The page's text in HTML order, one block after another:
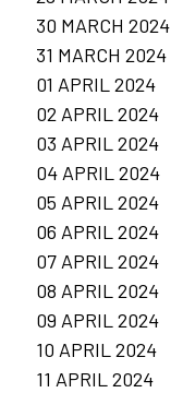
30 MARCH 2024
31 MARCH 2024
01 APRIL 2024
02 APRIL 2024
03 APRIL 2024
04 APRIL 2024
05 APRIL 2024
06 APRIL 2024
07 APRIL 2024
08 APRIL 2024
09 APRIL 2024
10 APRIL 2024
11 APRIL 2024